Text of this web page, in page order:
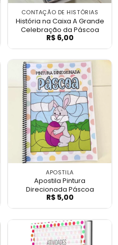
Livro e Livrinho
CONTAÇÃO DE HISTÓRIAS
História na Caixa A Grande
Celebração da Páscoa
História na
R$6,00
Páscoa
APOSTILA
Apostila Pintura
Direcionada Páscoa
Apostila
R$5,00